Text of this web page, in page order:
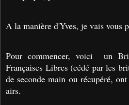
A la manière d'Yves, je vais vous
Pour commencer, voici un
Françaises Libres (cédé par les
de seconde main ou récupéré,
airs.